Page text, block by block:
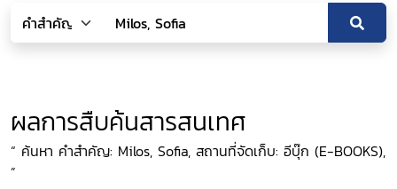
ผลการสืบค้นสารสนเทศ
“ ค้นหา คำสำคัญ: Milos, Sofia, สถานที่จัดเก็บ: อีบุ๊ก (E-BOOKS),
”